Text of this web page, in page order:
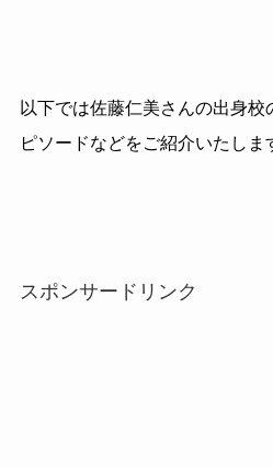
以下では佐藤仁美さんの出身
ピソードなどをご紹介いたしま
スポンサードリンク